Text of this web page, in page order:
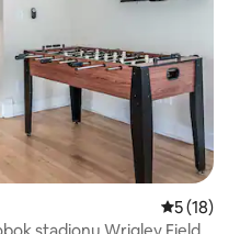
Średnia
5 (18)